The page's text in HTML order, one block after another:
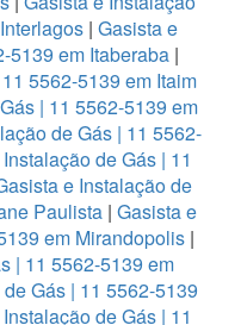
| Gasista e
5139 em Itaberaba |
5562-5139 em Itaim
| 11 5562-5139 em
de Gás | 11 5562-
de Gás | 11
e Instalação de
Paulista | Gasista e
em Mirandopolis|
| 11 5562-5139 em
Gás | 11 5562-5139
de Gás | 11